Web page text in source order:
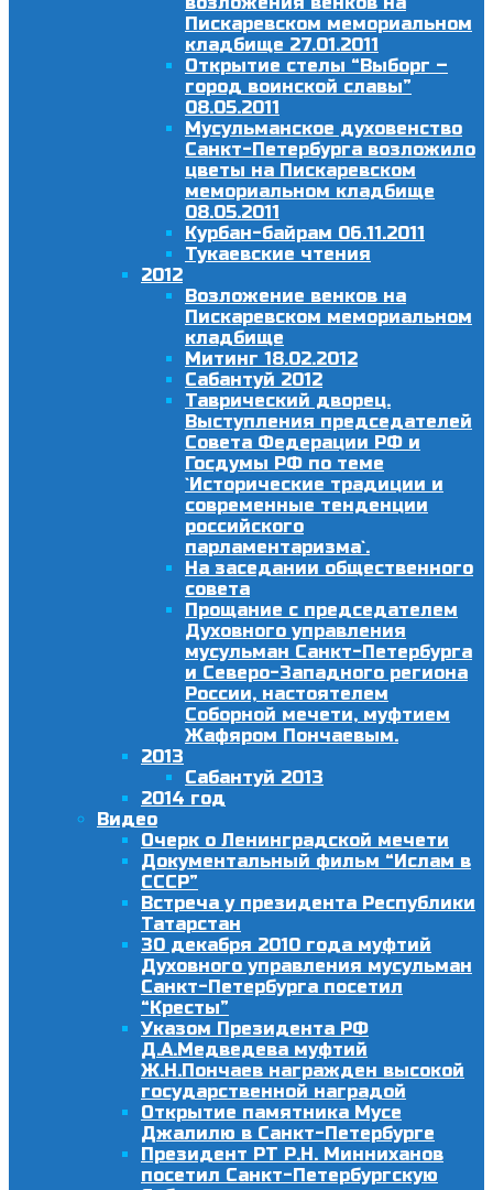
Пискаревском мемориальном
кладбище 27.01.2011
Открытие стелы “Выборг –
город воинской славы”
08.05.2011
Мусульманское духовенство
Санкт-Петербурга возложило
цветы на Пискаревском
мемориальном кладбище
08.05.2011
Курбан-байрам 06.11.2011
Тукаевские чтения
2012
Возложение венков на
Пискаревском мемориальном
кладбище
Митинг 18.02.2012
Сабантуй 2012
Таврический дворец.
Выступления председателей
Совета Федерации РФ и
Госдумы РФ по теме
`Исторические традиции и
современные тенденции
российского
парламентаризма`.
На заседании общественного
совета
Прощание с председателем
Духовного управления
мусульман Санкт-Петербурга
и Северо-Западного региона
России, настоятелем
Соборной мечети, муфтием
Жафяром Пончаевым.
2013
Сабантуй 2013
2014 год
Видео
Очерк о Ленинградской мечети
Документальный фильм “Ислам в
СССР”
Встреча у президента Республики
Татарстан
30 декабря 2010 года муфтий
Духовного управления мусульман
Санкт-Петербурга посетил
“Кресты”
Указом Президента РФ
Д.А.Медведева муфтий
Ж.Н.Пончаев награжден высокой
государственной наградой
Открытие памятника Мусе
Джалилю в Санкт-Петербурге
Президент РТ Р.Н. Минниханов
посетил Санкт-Петербургскую